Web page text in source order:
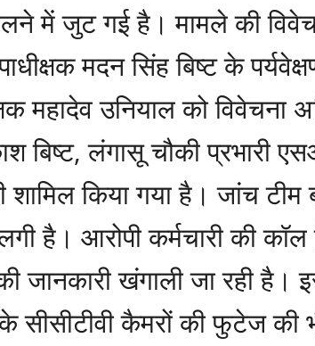
में जुट गई है। मामले की
मदन सिंह बिष्ट के
महादेव उनियाल को विवेचना
बिष्ट, लंगासू चौकी प्रभारी
शामिल किया गया है। जांच
है। आरोपी कर्मचारी की
जानकारी खंगाली जा रही है।
सीसीटीवी कैमरों की फुटेज की